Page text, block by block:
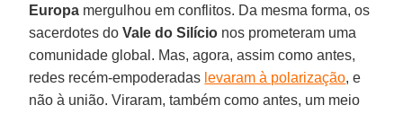
Europa mergulhou em conflitos. Da mesma forma, os
sacerdotes doVale do Silício nos prometeram uma
comunidade global. Mas, agora, assim como antes,
redes recém-empoderadas levaram à polarização, e
não à união. Viraram, também como antes, um meio